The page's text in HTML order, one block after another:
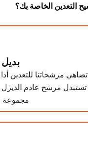
تضاهي مرشحاتنا للتعدين
تستبدل مرشح عادم الديزل
مجموعة